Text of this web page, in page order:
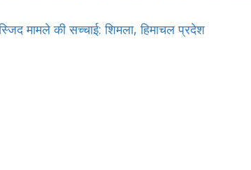
मामले की सच्चाई: शिमला, हिमाचल प्रदेश